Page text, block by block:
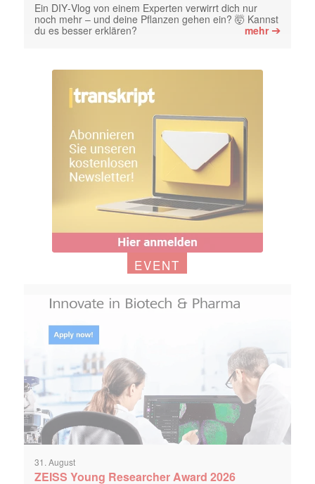
Ein DIY‑Vlog von einem Experten verwirrt dich nur
noch mehr – und deine Pflanzen gehen ein? 🤯 Kannst
du es besser erklären?
mehr➔
EVENT
31. August
ZEISS Young Researcher Award 2026